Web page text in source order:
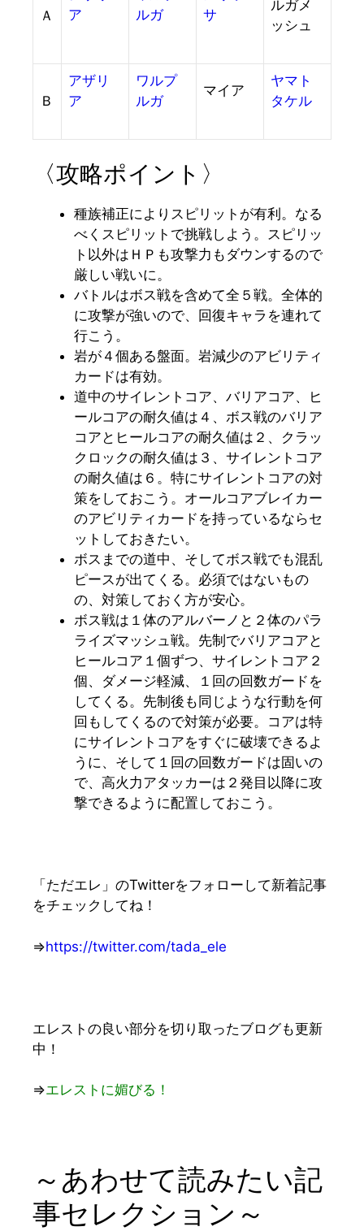
Ａ
ア
ルガ
サ
ルガメ
ッシュ
Ｂ
アザリ
ア
ワルプ
ルガ
マイア
ヤマト
タケル
〈攻略ポイント〉
種族補正によりスピリットが有利。なる
べくスピリットで挑戦しよう。スピリッ
ト以外はＨＰも攻撃力もダウンするので
厳しい戦いに。
バトルはボス戦を含めて全５戦。全体的
に攻撃が強いので、回復キャラを連れて
行こう。
岩が４個ある盤面。岩減少のアビリティ
カードは有効。
道中のサイレントコア、バリアコア、ヒ
ールコアの耐久値は４、ボス戦のバリア
コアとヒールコアの耐久値は２、クラッ
クロックの耐久値は３、サイレントコア
の耐久値は６。特にサイレントコアの対
策をしておこう。オールコアブレイカー
のアビリティカードを持っているならセ
ットしておきたい。
ボスまでの道中、そしてボス戦でも混乱
ピースが出てくる。必須ではないもの
の、対策しておく方が安心。
ボス戦は１体のアルバーノと２体のパラ
ライズマッシュ戦。先制でバリアコアと
ヒールコア１個ずつ、サイレントコア２
個、ダメージ軽減、１回の回数ガードを
してくる。先制後も同じような行動を何
回もしてくるので対策が必要。コアは特
にサイレントコアをすぐに破壊できるよ
うに、そして１回の回数ガードは固いの
で、高火力アタッカーは２発目以降に攻
撃できるように配置しておこう。
「ただエレ」のTwitterをフォローして新着記事
をチェックしてね！
⇒https://twitter.com/tada_ele
エレストの良い部分を切り取ったブログも更新
中！
⇒エレストに媚びる！
～あわせて読みたい記
事セレクション～